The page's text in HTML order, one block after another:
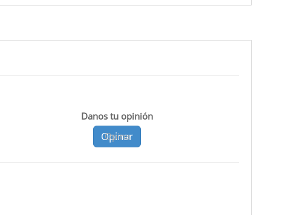
Opina
Danos tu opinión
Opinar